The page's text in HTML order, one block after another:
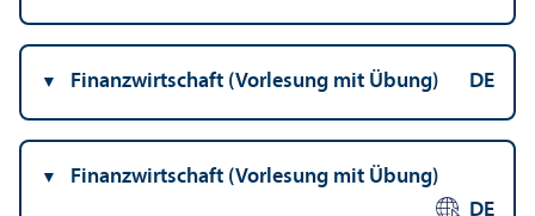
Finanz­wirtschaft (Vorlesung mit Übung) DE
Finanz­wirtschaft (Vorlesung mit Übung)
DE